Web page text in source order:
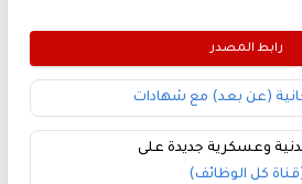
رابط المصدر
(عن بعد) مع شهادات
وعسكرية جديدة على
كل الوظائف)